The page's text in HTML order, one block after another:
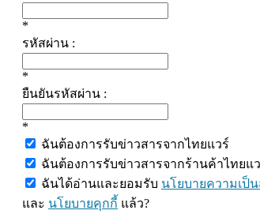
*
รหัสผ่าน :
*
ยืนยันรหัสผ่าน :
*
ฉันต้องการรับข่าวสารจากไทยแวร์
ฉันต้องการรับข่าวสารจากร้านค้าไทยแ
ฉันได้อ่านและยอมรับ นโยบายความเป็
และ นโยบายคุกกี้ แล้ว?